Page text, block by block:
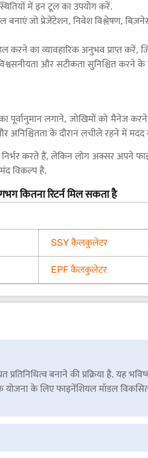
में इन टूल का उपयोग करें.
बनाएं जो प्रेजेंटेशन, निवेश विश्लेषण,
का व्यावहारिक अनुभव प्राप्त करें,
और सटीकता सुनिश्चित करने के
पूर्वानुमान लगाने, जोखिमों को मैनेज
के दौरान लचीले रहने में
करते हैं, लेकिन लोग अक्सर अपने
विकल्प है.
कितना रिटर्न मिल सकता है
SSY कैलकुलेटर
EPF कैलकुलेटर
बनाने की प्रक्रिया है.
के लिए फाइनेंशियल मॉडल